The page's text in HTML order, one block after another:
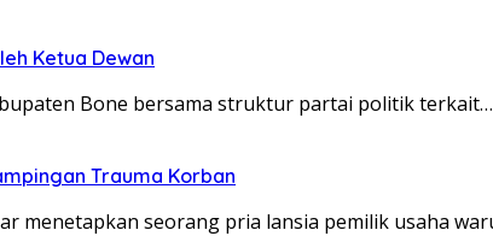
Ketua Dewan
Bone bersama struktur partai politik terkait…
Trauma Korban
menetapkan seorang pria lansia pemilik usaha